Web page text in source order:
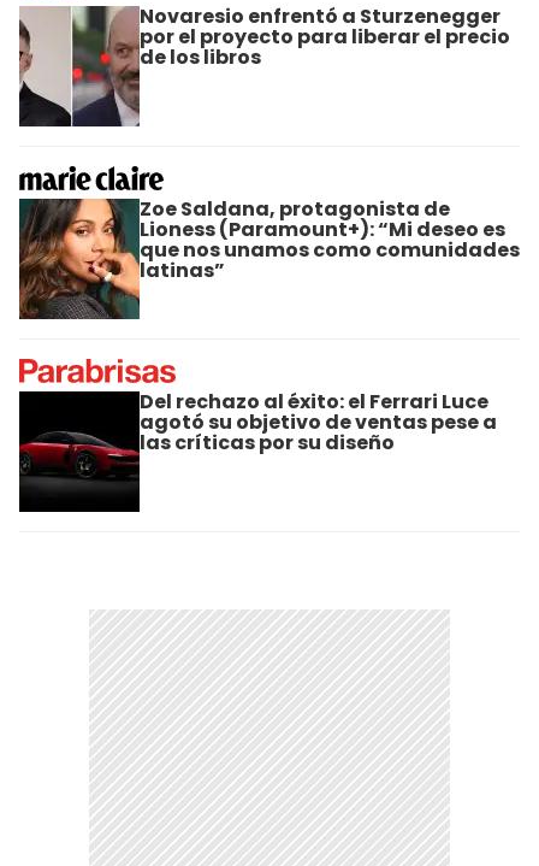
Novaresio enfrentó a Sturzenegger
por el proyecto para liberar el precio
de los libros
Zoe Saldana, protagonista de
Lioness (Paramount+): “Mi deseo es
que nos unamos como comunidades
latinas”
Del rechazo al éxito: el Ferrari Luce
agotó su objetivo de ventas pese a
las críticas por su diseño